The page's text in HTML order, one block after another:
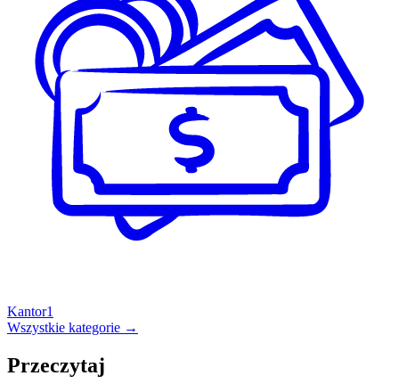
Kantor1
Wszystkie kategorie →
Przeczytaj